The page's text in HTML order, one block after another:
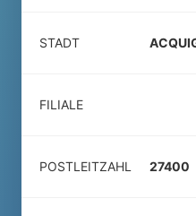
STADT
FILIALE
POSTLEITZAHL 27400